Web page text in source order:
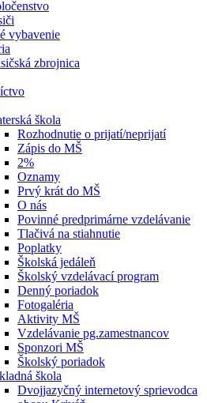
vybavenie
zbrojnica
škola
Rozhodnutie o prijatí/neprijatí
Zápis do MŠ
2%
Oznamy
Prvý krát do MŠ
O nás
Povinné predprimárne vzdelávanie
Tlačivá na stiahnutie
Poplatky
Školská jedáleň
Školský vzdelávací program
Denný poriadok
Fotogaléria
Aktivity MŠ
Vzdelávanie pg.zamestnancov
Sponzori MŠ
Školský poriadok
škola
Dvojjazyčný internetový sprievodca